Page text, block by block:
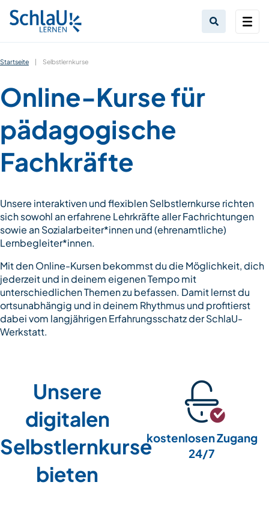
Startseite | Selbstlernkurse
Online-Kurse für
pädagogische
Fachkräfte
Unsere interaktiven und flexiblen Selbstlernkurse richten
sich sowohl an erfahrene Lehrkräfte aller Fachrichtungen
sowie an Sozialarbeiter*innen und (ehrenamtliche)
Lernbegleiter*innen.
Mit den Online-Kursen bekommst du die Möglichkeit, dich
jederzeit und in deinem eigenen Tempo mit
unterschiedlichen Themen zu befassen. Damit lernst du
ortsunabhängig und in deinem Rhythmus und profitierst
dabei vom langjährigen Erfahrungsschatz der SchlaU-
Werkstatt.
Unsere
digitalen
Selbstlernkurse
bieten
kostenlosen Zugang
24/7